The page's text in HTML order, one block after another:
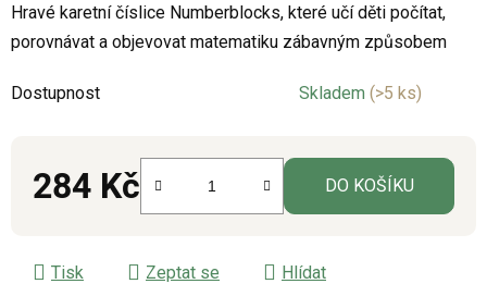
je
0,0
5
Hravé karetní číslice Numberblocks, které učí děti počítat,
porovnávat a objevovat matematiku zábavným způsobem
Dostupnost Skladem (>5 ks)
284 Kč DO KOŠÍKU
Tisk Zeptat se
Hlídat